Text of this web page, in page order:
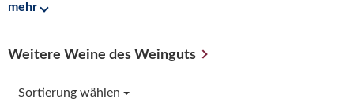
mehr
Weitere Weine des Weinguts
Sortierung wählen